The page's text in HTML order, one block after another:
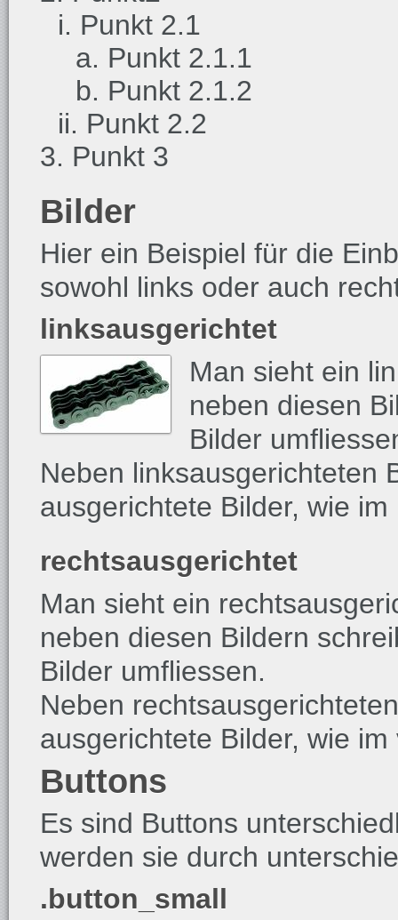
Punkt 2.1
Punkt 2.1.1
Punkt 2.1.2
Punkt 2.2
Punkt 3
Bilder
Hier ein Beispiel für die
sowohl links oder auch
linksausgerichtet
Man sieht ein
neben diesen
Bilder
Neben linksausgerichteten
ausgerichtete Bilder, wie
rechtsausgerichtet
Man sieht ein
neben diesen Bildern
Bilder umfliessen.
Neben
ausgerichtete Bilder, wie
Buttons
Es sind Buttons
werden sie durch
.button_small